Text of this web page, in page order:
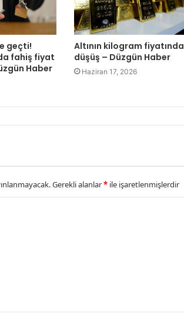
geçti!
fahiş fiyat
Haber
Altının kilogram fiyatında
düşüş – Düzgün Haber
Haziran 17, 2026
Gerekli alanlar* ile işaretlenmişlerdir